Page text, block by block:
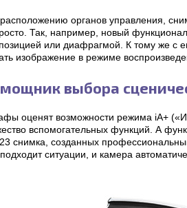
органов управления,
Так, например, новый
или диафрагмой. К тому же с
изображение в режиме
выбора
оценят возможности режима iA+
вспомогательных функций. А
снимка, созданных
ситуации, и камера